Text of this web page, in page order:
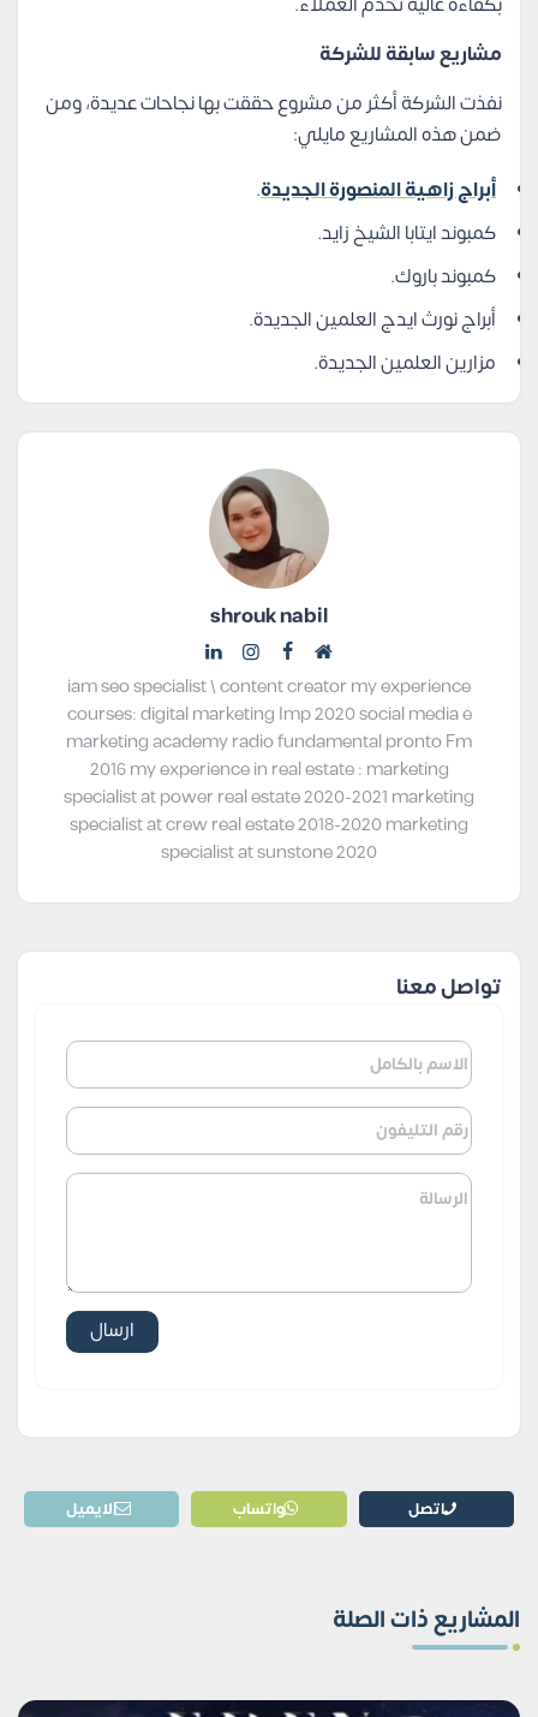
مشاريع سابقة للشركة
نفذت الشركة أكثر من مشروع حققت بها نجاحات عديدة، ومن
ضمن هذه المشاريع مايلي:
أبراج زاهية المنصورة الجديدة.
كمبوند ايتابا الشيخ زايد.
كمبوند باروك.
أبراج نورث ايدج العلمين الجديدة.
مزارين العلمين الجديدة.
shrouk nabil
iam seo specialist \ content creator my experience
courses: digital marketing Imp 2020 social media e
marketing academy radio fundamental pronto Fm
2016 my experience in real estate : marketing
specialist at power real estate 2020-2021 marketing
specialist at crew real estate 2018-2020 marketing
specialist at sunstone 2020
تواصل معنا
اتصل واتساب الايميل
المشاريع ذات الصلة